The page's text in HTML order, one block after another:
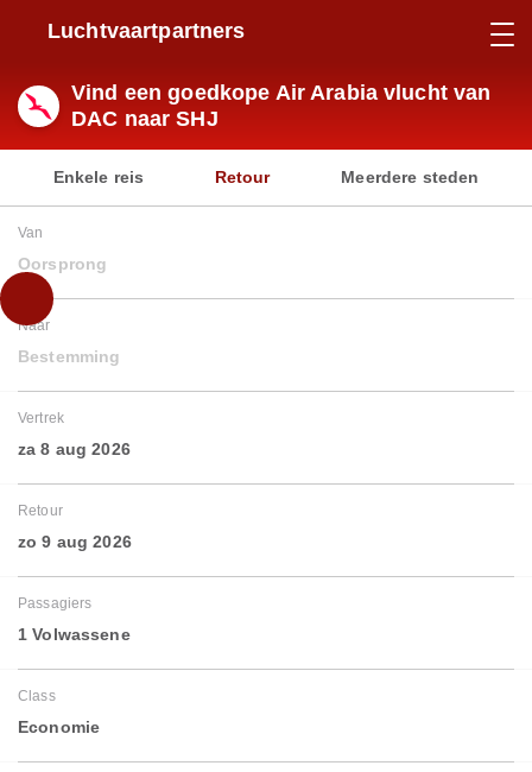
Luchtvaartpartners
Vind een goedkope Air Arabia vlucht van
DAC naar SHJ
Enkele reis Retour Meerdere steden
Van
Oorsprong
Naar
Bestemming
Vertrek
za 8 aug 2026
Retour
zo 9 aug 2026
Passagiers
1 Volwassene
Class
Economie